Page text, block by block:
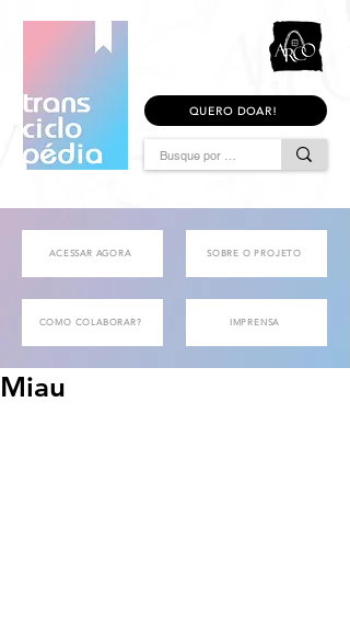
QUERO DOAR!
ACESSAR AGORA SOBRE O PROJETO
COMO COLABORAR? IMPRENSA
Miau